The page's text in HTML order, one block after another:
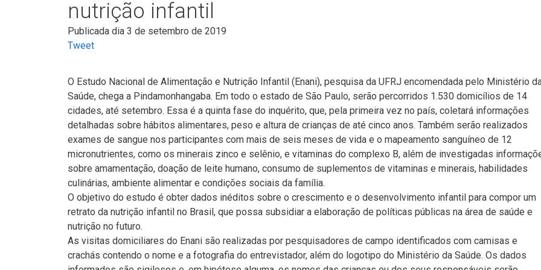
nutrição infantil
Publicada dia 3 de setembro de 2019
Tweet
O Estudo Nacional de Alimentação e Nutrição Infantil (Enani), pesquisa da UFRJ encomendada pelo Ministério
Saúde, chega a Pindamonhangaba. Em todo o estado de São Paulo, serão percorridos 1.530 domicílios de 14
cidades, até setembro. Essa é a quinta fase do inquérito, que, pela primeira vez no país, coletará informações
detalhadas sobre hábitos alimentares, peso e altura de crianças de até cinco anos. Também serão realizados
exames de sangue nos participantes com mais de seis meses de vida e o mapeamento sanguíneo de 12
micronutrientes, como os minerais zinco e selênio, e vitaminas do complexo B, além de investigadas
sobre amamentação, doação de leite humano, consumo de suplementos de vitaminas e minerais, habilidades
culinárias, ambiente alimentar e condições sociais da família.
O objetivo do estudo é obter dados inéditos sobre o crescimento e o desenvolvimento infantil para compor um
retrato da nutrição infantil no Brasil, que possa subsidiar a elaboração de políticas públicas na área de saúde e
nutrição no futuro.
As visitas domiciliares do Enani são realizadas por pesquisadores de campo identificados com camisas e
crachás contendo o nome e a fotografia do entrevistador, além do logotipo do Ministério da Saúde. Os dados